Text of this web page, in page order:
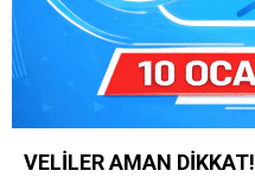
VELİLER AMAN DİKKAT!